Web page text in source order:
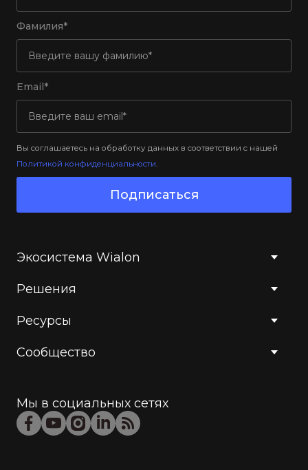
Фамилия*
Email*
Вы соглашаетесь на обработку данных в соответствии с нашей
Политикой конфиденциальности.
Подписаться
Экосистема Wialon
Решения
Ресурсы
Сообщество
Мы в социальных сетях